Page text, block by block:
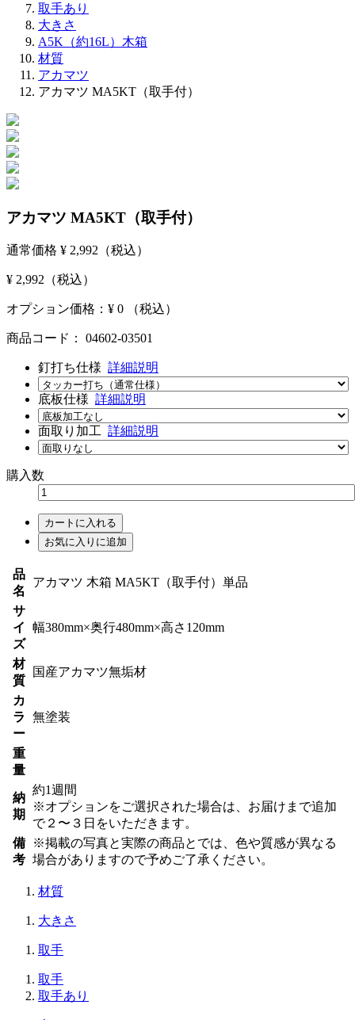
取手あり
大きさ
A5K（約16L）木箱
材質
アカマツ
アカマツ MA5KT（取手付）
アカマツ MA5KT（取手付）
通常価格 ¥ 2,992 （税込）
¥ 2,992 （税込）
オプション価格：¥ 0 （税込）
商品コード： 04602-03501
釘打ち仕様 詳細説明
底板仕様 詳細説明
面取り加工 詳細説明
購入数
カートに入れる
お気に入りに追加
品
名
アカマツ 木箱 MA5KT（取手付）単品
サ
イ
ズ
幅380mm×奥行480mm×高さ120mm
材
質
国産アカマツ無垢材
カ
ラ
ー
無塗装
重
量
納
期
約1週間
※オプションをご選択された場合は、お届けまで追加
で２〜３日をいただきます。
備
考
※掲載の写真と実際の商品とでは、色や質感が異なる
場合がありますので予めご了承ください。
材質
大きさ
取手
取手
取手あり